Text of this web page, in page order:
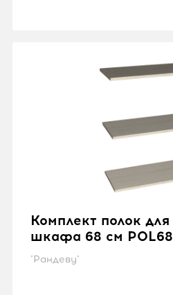
Комплект полок для
шкафа 68 см POL68
"Рандеву"